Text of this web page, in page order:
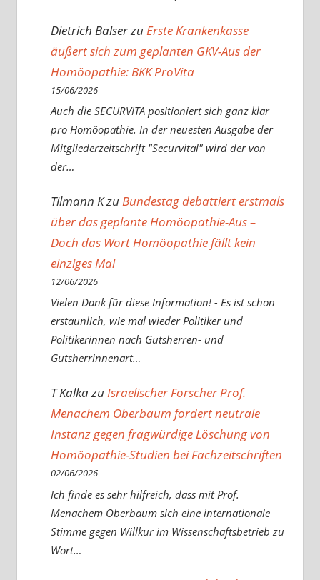
Dietrich BalserzuErste Krankenkasse
äußert sich zum geplanten GKV-Aus der
Homöopathie: BKK ProVita
15/06/2026
Auch die SECURVITA positioniert sich ganz klar
pro Homöopathie. In der neuesten Ausgabe der
Mitgliederzeitschrift "Securvital" wird der von
der…
Tilmann KzuBundestag debattiert erstmals
über das geplante Homöopathie-Aus –
Doch das Wort Homöopathie fällt kein
einziges Mal
12/06/2026
Vielen Dank für diese Information! - Es ist schon
erstaunlich, wie mal wieder Politiker und
Politikerinnen nach Gutsherren- und
Gutsherrinnenart…
T KalkazuIsraelischer Forscher Prof.
Menachem Oberbaum fordert neutrale
Instanz gegen fragwürdige Löschung von
Homöopathie-Studien bei Fachzeitschriften
02/06/2026
Ich finde es sehr hilfreich, dass mit Prof.
Menachem Oberbaum sich eine internationale
Stimme gegen Willkür im Wissenschaftsbetrieb zu
Wort…